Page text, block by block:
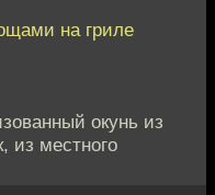
на гриле
окунь из
из местного